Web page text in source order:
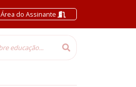
Área do Assinante